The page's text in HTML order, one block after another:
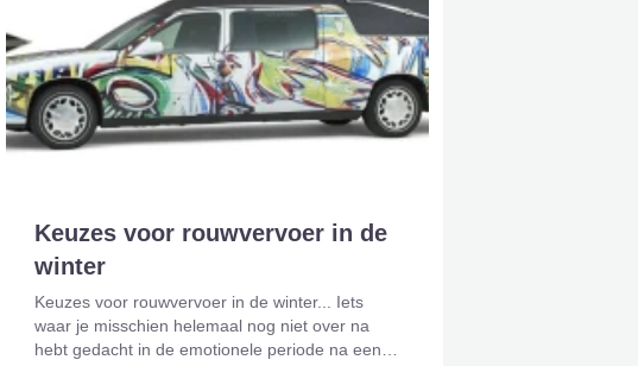
Keuzes voor rouwvervoer in de
winter
Keuzes voor rouwvervoer in de winter... Iets
waar je misschien helemaal nog niet over na
hebt gedacht in de emotionele periode na een